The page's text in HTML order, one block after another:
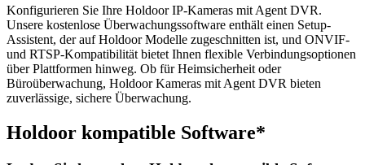
Konfigurieren Sie Ihre Holdoor IP-Kameras mit Agent DVR.
Unsere kostenlose Überwachungssoftware enthält einen Setup-
Assistent, der auf Holdoor Modelle zugeschnitten ist, und ONVIF-
und RTSP-Kompatibilität bietet Ihnen flexible Verbindungsoptionen
über Plattformen hinweg. Ob für Heimsicherheit oder
Büroüberwachung, Holdoor Kameras mit Agent DVR bieten
zuverlässige, sichere Überwachung.
Holdoor kompatible Software*